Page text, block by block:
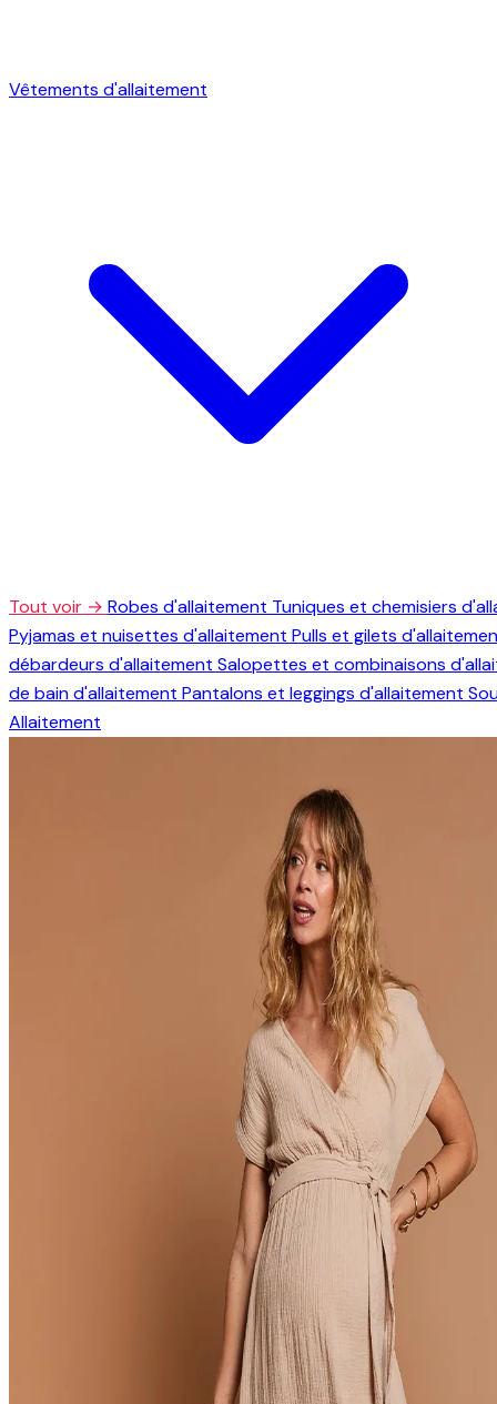
Vêtements d'allaitement
Tout voir → Robes d'allaitement Tuniques et chemisiers
Pyjamas et nuisettes d'allaitement Pulls et gilets
débardeurs d'allaitement Salopettes et combinaisons
de bain d'allaitement Pantalons et leggings d'allaitement
Allaitement